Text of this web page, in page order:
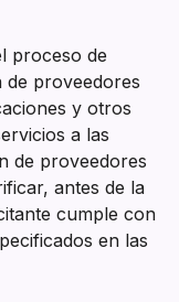
proceso de
de proveedores
y otros
a las
de proveedores
antes de la
cumple con
en las